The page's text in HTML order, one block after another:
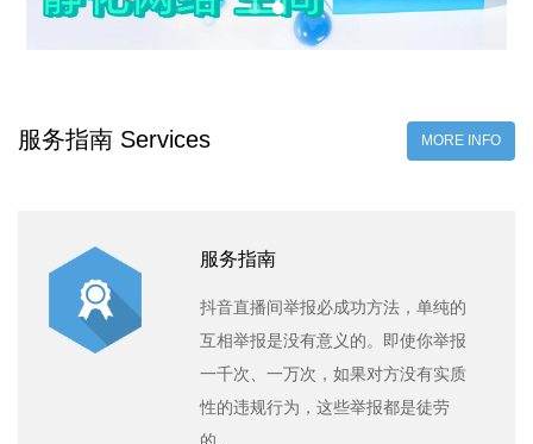
服务指南 Services MORE INFO
服务指南
抖音直播间举报必成功方法，单纯的
互相举报是没有意义的。即使你举报
一千次、一万次，如果对方没有实质
性的违规行为，这些举报都是徒劳
的。